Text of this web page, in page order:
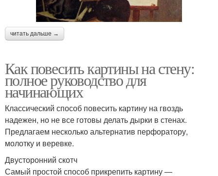
читать дальше →
Как повесить картины на стену:
полное руководство для
начинающих
Классический способ повесить картину на гвоздь
надежен, но не все готовы делать дырки в стенах.
Предлагаем несколько альтернатив перфоратору,
молотку и веревке.
Двусторонний скотч
Самый простой способ прикрепить картину —